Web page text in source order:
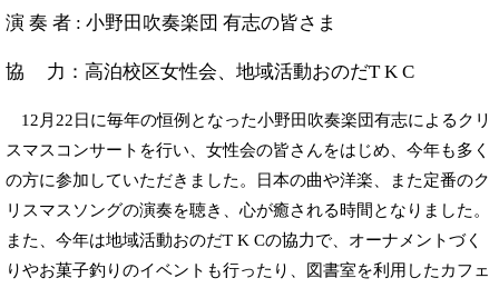
演 奏 者 : 小野田吹奏楽団 有志の皆さま
協 力：高泊校区女性会、地域活動おのだT K C​
12月22日に毎年の恒例となった小野田吹奏楽団有志によるクリ
スマスコンサートを行い、女性会の皆さんをはじめ、今年も多く
の方に参加していただきました。日本の曲や洋楽、また定番のク
リスマスソングの演奏を聴き、心が癒される時間となりました。
また、今年は地域活動おのだT K Cの協力で、オーナメントづく
りやお菓子釣りのイベントも行ったり、図書室を利用したカフェ